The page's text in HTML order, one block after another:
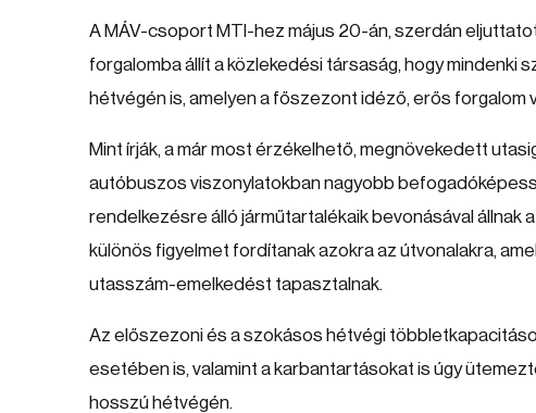
A MÁV-csoport MTI-hez május 20-án, szerdán
forgalomba állít a közlekedési társaság, hogy
hétvégén is, amelyen a főszezont idéző, erős forgalom
Mint írják, a már most érzékelhető, megnövekedett
autóbuszos viszonylatokban nagyobb
rendelkezésre álló járműtartalékaik bevonásával
különös figyelmet fordítanak azokra az útvonalakra,
utasszám-emelkedést tapasztalnak.
Az előszezoni és a szokásos hétvégi
esetében is, valamint a karbantartásokat is úgy
hosszú hétvégén.